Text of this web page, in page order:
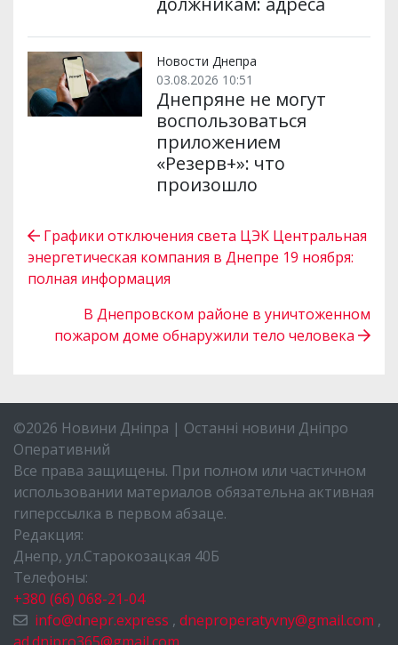
Новости Днепра
03.08.2026 10:51
Днепряне не могут
воспользоваться
приложением
«Резерв+»: что
произошло
Графики отключения света ЦЭК Центральная
энергетическая компания в Днепре 19 ноября:
полная информация
В Днепровском районе в уничтоженном
пожаром доме обнаружили тело человека
©2026 Новини Дніпра | Останні новини Дніпро
Оперативний
Все права защищены. При полном или частичном
использовании материалов обязательна активная
гиперссылка в первом абзаце.
Редакция:
Днепр, ул.Старокозацкая 40Б
Телефоны:
+380 (66) 068-21-04
info@dnepr.express , dneproperatyvny@gmail.com ,